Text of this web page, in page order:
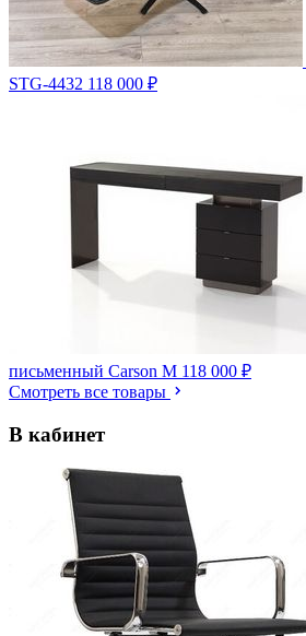
STG-4432 118 000 ₽
письменный Carson M 118 000 ₽
Смотреть все товары
В кабинет